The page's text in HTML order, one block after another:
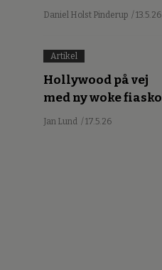
Daniel Holst Pinderup / 13.5.26
Artikel
Hollywood på vej
med ny woke fiasko
Jan Lund / 17.5.26